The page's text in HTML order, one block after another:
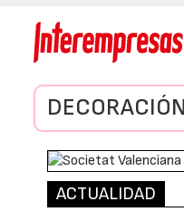
ACTUALIDAD